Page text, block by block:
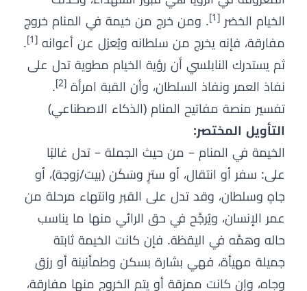
الخيام الخضر [1] . ومن خرج من خيمة في المنام خروج
مفارقة، فإنه يخرج من سلطانه ويُعزل عن أعوانه [1]
.
ثم يستدرك النابلسي أن رؤية الخيام مطوية تدل على
نفاذ العمر ونفاذ السلطان، وأن القبة امرأة [2]
.
تفسير منصة مفاتيح المنام (الذكاء الاصطناعي)
التأويل المختصر:
الخيمة في المنام – من حيث الجملة – تدل غالبًا
على: سفر أو انتقال، أو سترٍ وسَكَن (بيت/زوجة)، أو
جاهٍ وسلطان، وقد تدل على القبر وانتهاء مرحلة من
عمر الإنسان، ويُرجَّح في حق الرائي منها ما يناسب
حاله وهمَّه في اليقظة. فإن كانت الخيمة ثابتة
جميلة مهيأة، فهي بشارة بسكن وطمأنينة أو رزق
وجاه، وإن كانت ممزقة أو يتم الخروج منها مفارقة،